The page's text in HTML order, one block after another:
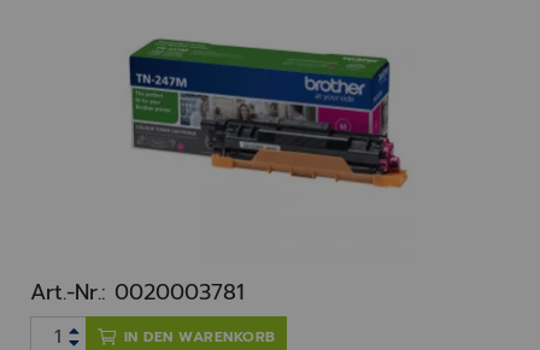
Art.-Nr.: 0020003781
IN DEN WARENKORB